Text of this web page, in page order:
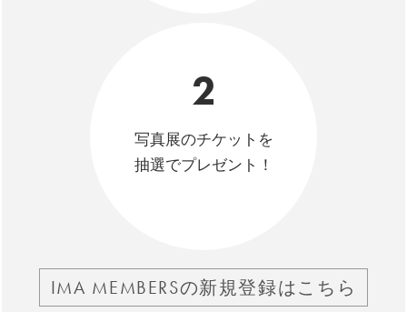
2
写真展のチケットを
抽選でプレゼント！
IMA MEMBERSの新規登録はこちら